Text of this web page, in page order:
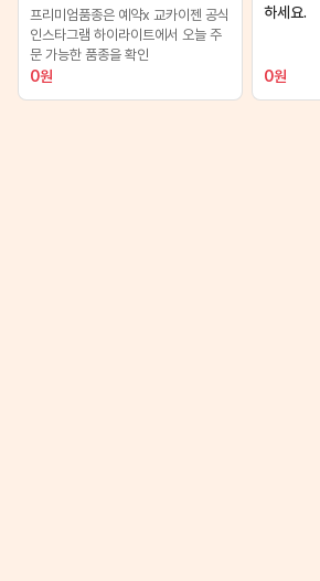
프리미엄품종은 예약x 교카이젠 공식
인스타그램 하이라이트에서 오늘 주
문 가능한 품종을 확인
0원
하세요.
0원